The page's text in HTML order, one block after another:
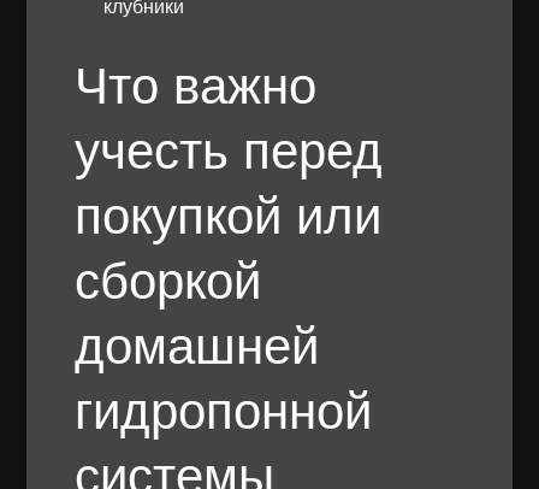
клубники
Что важно
учесть перед
покупкой или
сборкой
домашней
гидропонной
системы